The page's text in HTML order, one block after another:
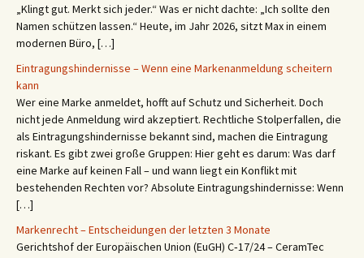
„Klingt gut. Merkt sich jeder.“ Was er nicht dachte: „Ich sollte den
Namen schützen lassen.“ Heute, im Jahr 2026, sitzt Max in einem
modernen Büro, […]
Eintragungshindernisse – Wenn eine Markenanmeldung scheitern
kann
Wer eine Marke anmeldet, hofft auf Schutz und Sicherheit. Doch
nicht jede Anmeldung wird akzeptiert. Rechtliche Stolperfallen, die
als Eintragungshindernisse bekannt sind, machen die Eintragung
riskant. Es gibt zwei große Gruppen: Hier geht es darum: Was darf
eine Marke auf keinen Fall – und wann liegt ein Konflikt mit
bestehenden Rechten vor? Absolute Eintragungshindernisse: Wenn
[…]
Markenrecht – Entscheidungen der letzten 3 Monate
Gerichtshof der Europäischen Union (EuGH) C‑17/24 – CeramTec